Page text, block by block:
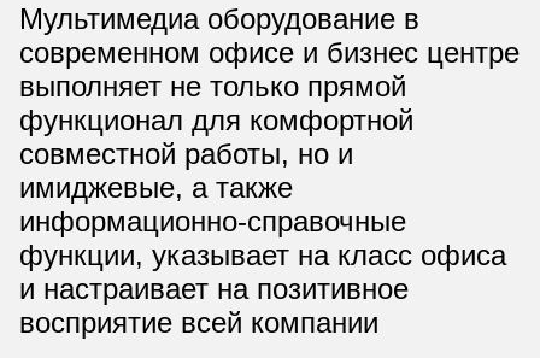
Мультимедиа оборудование в
современном офисе и бизнес центре
выполняет не только прямой
функционал для комфортной
совместной работы, но и
имиджевые, а также
информационно-справочные
функции, указывает на класс офиса
и настраивает на позитивное
восприятие всей компании